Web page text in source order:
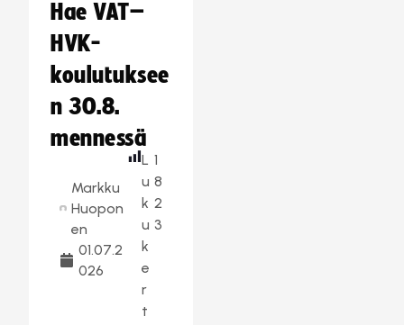
Hae VAT–
HVK-
koulutuksee
n 30.8.
mennessä
Markku
Huopon
en
01.07.2
026
L
u
k
u
k
e
r
t
1
8
2
3